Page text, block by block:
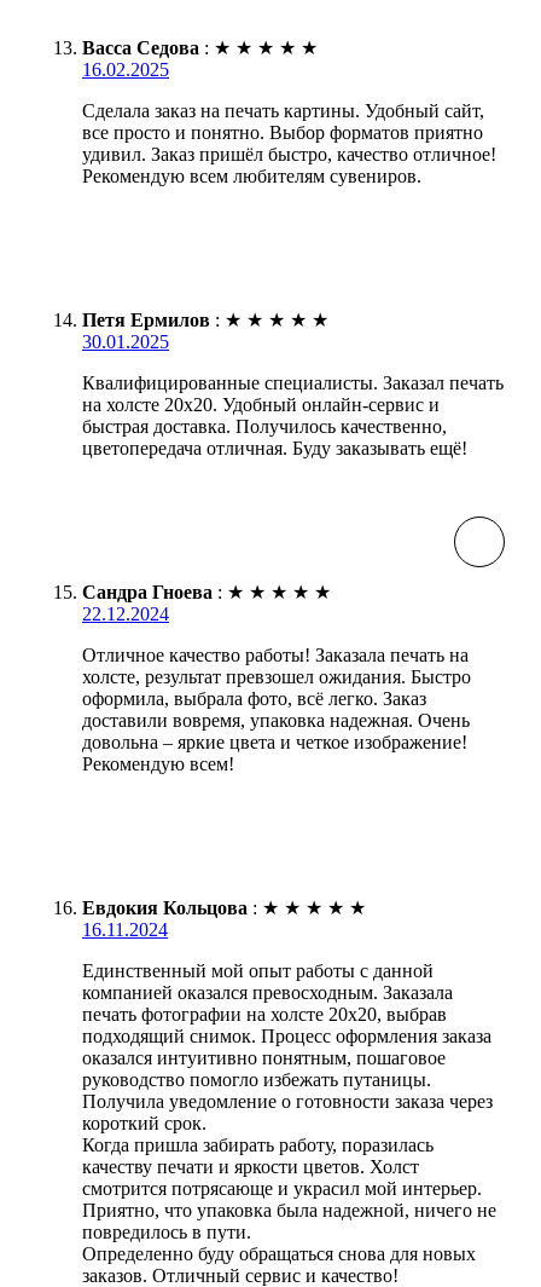
Васса Седова : ★ ★ ★ ★ ★
16.02.2025
Сделала заказ на печать картины. Удобный сайт,
все просто и понятно. Выбор форматов приятно
удивил. Заказ пришёл быстро, качество отличное!
Рекомендую всем любителям сувениров.
Петя Ермилов : ★ ★ ★ ★ ★
30.01.2025
Квалифицированные специалисты. Заказал печать
на холсте 20х20. Удобный онлайн-сервис и
быстрая доставка. Получилось качественно,
цветопередача отличная. Буду заказывать ещё!
Сандра Гноева : ★ ★ ★ ★ ★
22.12.2024
Отличное качество работы! Заказала печать на
холсте, результат превзошел ожидания. Быстро
оформила, выбрала фото, всё легко. Заказ
доставили вовремя, упаковка надежная. Очень
довольна – яркие цвета и четкое изображение!
Рекомендую всем!
Евдокия Кольцова : ★ ★ ★ ★ ★
16.11.2024
Единственный мой опыт работы с данной
компанией оказался превосходным. Заказала
печать фотографии на холсте 20х20, выбрав
подходящий снимок. Процесс оформления заказа
оказался интуитивно понятным, пошаговое
руководство помогло избежать путаницы.
Получила уведомление о готовности заказа через
короткий срок.
Когда пришла забирать работу, поразилась
качеству печати и яркости цветов. Холст
смотрится потрясающе и украсил мой интерьер.
Приятно, что упаковка была надежной, ничего не
повредилось в пути.
Определенно буду обращаться снова для новых
заказов. Отличный сервис и качество!